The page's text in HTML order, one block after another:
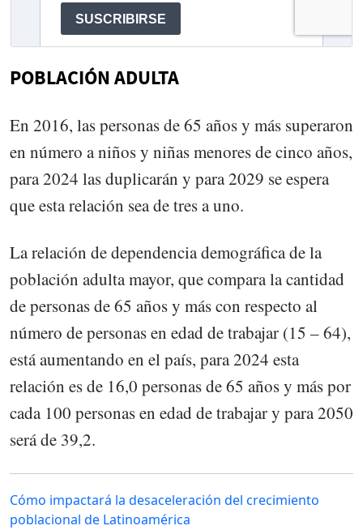
POBLACIÓN ADULTA
En 2016, las personas de 65 años y más superaron
en número a niños y niñas menores de cinco años,
para 2024 las duplicarán y para 2029 se espera
que esta relación sea de tres a uno.
La relación de dependencia demográfica de la
población adulta mayor, que compara la cantidad
de personas de 65 años y más con respecto al
número de personas en edad de trabajar (15 – 64),
está aumentando en el país, para 2024 esta
relación es de 16,0 personas de 65 años y más por
cada 100 personas en edad de trabajar y para 2050
será de 39,2.
Cómo impactará la desaceleración del crecimiento
poblacional de Latinoamérica